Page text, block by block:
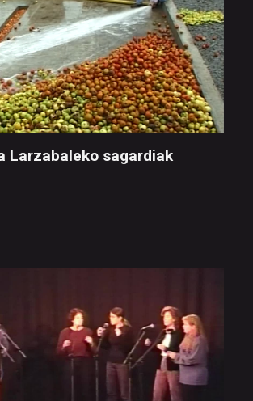
Larzabaleko sagardiak